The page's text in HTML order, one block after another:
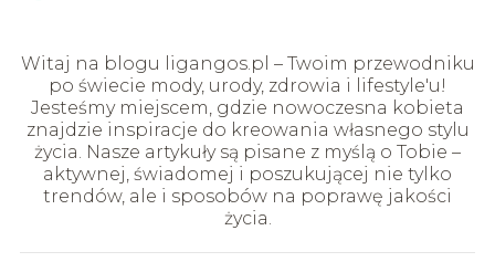
Witaj na blogu ligangos.pl – Twoim przewodniku
po świecie mody, urody, zdrowia i lifestyle'u!
Jesteśmy miejscem, gdzie nowoczesna kobieta
znajdzie inspiracje do kreowania własnego stylu
życia. Nasze artykuły są pisane z myślą o Tobie –
aktywnej, świadomej i poszukującej nie tylko
trendów, ale i sposobów na poprawę jakości
życia.